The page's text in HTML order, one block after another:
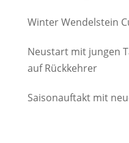
Winter Wendelstein
Neustart mit jungen
auf Rückkehrer
Saisonauftakt mit